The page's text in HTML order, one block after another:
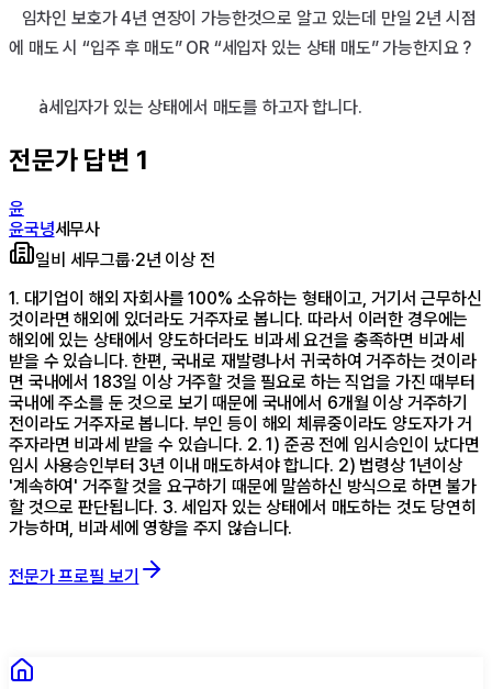
임차인 보호가 4년 연장이 가능한것으로 알고 있는데 만일 2년 시점
에 매도 시 “입주 후 매도” OR “세입자 있는 상태 매도” 가능한지요 ?
전문가 답변 1
윤
윤국녕세무사
일비 세무그룹·2년 이상 전
1. 대기업이 해외 자회사를 100% 소유하는 형태이고, 거기서 근무하신
것이라면 해외에 있더라도 거주자로 봅니다. 따라서 이러한 경우에는
해외에 있는 상태에서 양도하더라도 비과세 요건을 충족하면 비과세
받을 수 있습니다. 한편, 국내로 재발령나서 귀국하여 거주하는 것이라
면 국내에서 183일 이상 거주할 것을 필요로 하는 직업을 가진 때부터
국내에 주소를 둔 것으로 보기 때문에 국내에서 6개월 이상 거주하기
전이라도 거주자로 봅니다. 부인 등이 해외 체류중이라도 양도자가 거
주자라면 비과세 받을 수 있습니다. 2. 1) 준공 전에 임시승인이 났다면
임시 사용승인부터 3년 이내 매도하셔야 합니다. 2) 법령상 1년이상
'계속하여' 거주할 것을 요구하기 때문에 말씀하신 방식으로 하면 불가
할 것으로 판단됩니다. 3. 세입자 있는 상태에서 매도하는 것도 당연히
가능하며, 비과세에 영향을 주지 않습니다.
전문가 프로필 보기